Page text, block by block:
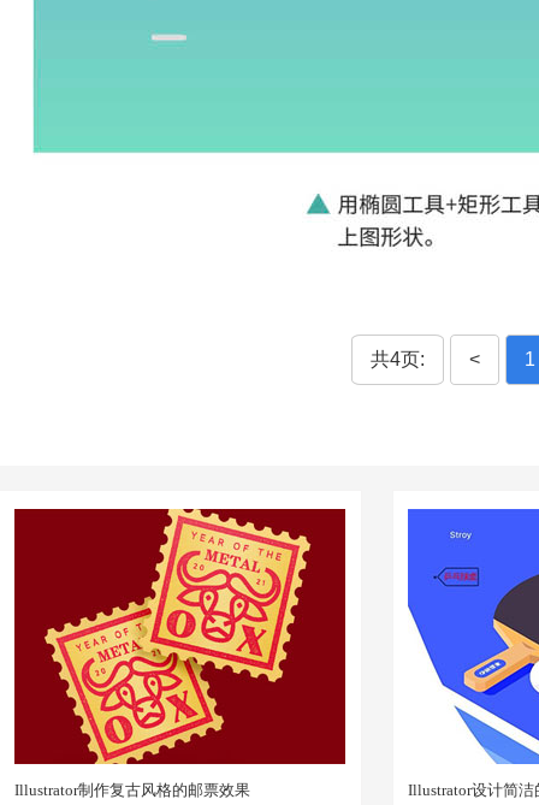
共4页: < 1
Illustrator制作复古风格的邮票效果 Illustrator设计简